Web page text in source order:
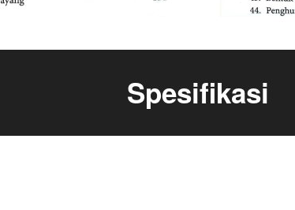
Spesifikasi